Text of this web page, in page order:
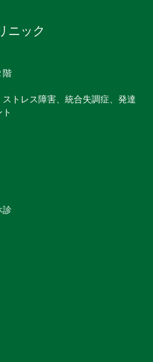
ニック
階
トレス障害、統合失調症、発達
診